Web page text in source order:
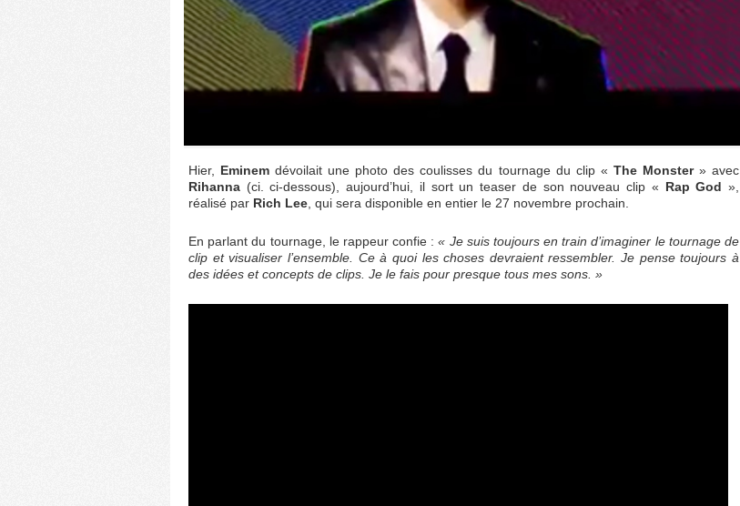
Hier, Eminem dévoilait une photo des coulisses du tournage du clip « The Monster » avec
Rihanna (ci. ci-dessous), aujourd’hui, il sort un teaser de son nouveau clip « Rap God»,
réalisé par Rich Lee , qui sera disponible en entier le 27 novembre prochain.
En parlant du tournage, le rappeur confie :« Je suis toujours en train d’imaginer le tournage de
clip et visualiser l’ensemble. Ce à quoi les choses devraient ressembler. Je pense toujours à
des idées et concepts de clips. Je le fais pour presque tous mes sons. »